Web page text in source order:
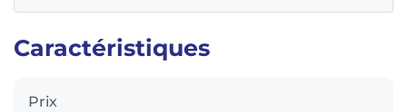
Caractéristiques
Prix